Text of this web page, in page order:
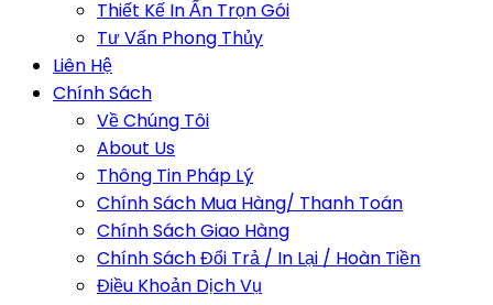
Thiết Kế In Ấn Trọn Gói
Tư Vấn Phong Thủy
Liên Hệ
Chính Sách
Về Chúng Tôi
About Us
Thông Tin Pháp Lý
Chính Sách Mua Hàng/ Thanh Toán
Chính Sách Giao Hàng
Chính Sách Đổi Trả / In Lại / Hoàn Tiền
Điều Khoản Dịch Vụ